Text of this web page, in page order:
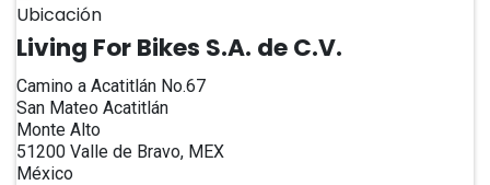
Ubicación
Living For Bikes S.A. de C.V.
Camino a Acatitlán No.67
San Mateo Acatitlán
Monte Alto
51200 Valle de Bravo, MEX
México